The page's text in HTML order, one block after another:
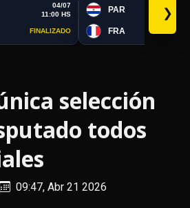
04/07
11:00 HS
FINALIZADO
PAR
FRA
❯
selección
todos
09:47, Abr 21 2026